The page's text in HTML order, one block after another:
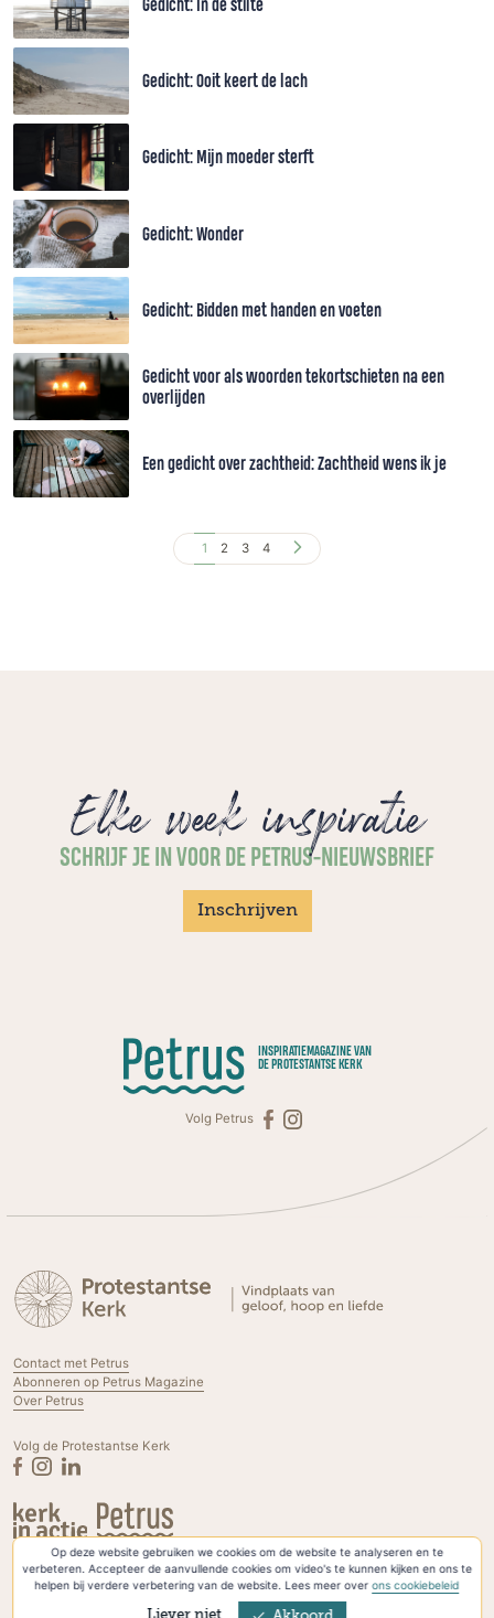
Op deze website gebruiken we cookies om de website te analyseren en te
verbeteren. Accepteer de aanvullende cookies om video's te kunnen kijken en ons te
helpen bij verdere verbetering van de website. Lees meer overons cookiebeleid
Gedicht: In de stilte
Gedicht: Ooit keert de lach
Gedicht: Mijn moeder sterft
Gedicht: Wonder
Gedicht: Bidden met handen en voeten
Gedicht voor als woorden tekortschieten na een
overlijden
Een gedicht over zachtheid: Zachtheid wens ik je
1 2 3 4
Elke week inspiratie
SCHRIJF JE IN VOOR DE PETRUS-NIEUWSBRIEF
Inschrijven
INSPIRATIEMAGAZINE VAN
DE PROTESTANTSE KERK
Volg Petrus
Contact met Petrus
Abonneren op Petrus Magazine
Over Petrus
Volg de Protestantse Kerk
Privacyverklaring & Cookies